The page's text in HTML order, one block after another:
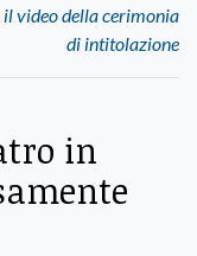
video della cerimonia
di intitolazione
in